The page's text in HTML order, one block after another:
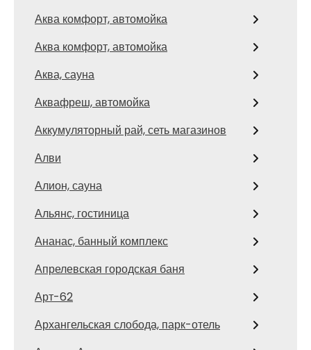
Аква комфорт, автомойка
Аква комфорт, автомойка
Аква, сауна
Аквафреш, автомойка
Аккумуляторный рай, сеть магазинов
Алви
Алион, сауна
Альянс, гостиница
Ананас, банный комплекс
Апрелевская городская баня
Арт-62
Архангельская слобода, парк-отель